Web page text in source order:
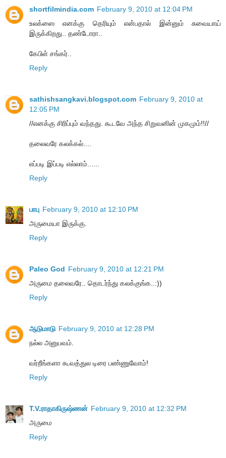
shortfilmindia.com February 9, 2010 at 12:04 PM
உலக்ஸை எனக்கு தெரியும் என்பதால் இன்னும் சுவையாய்
இருக்கிறது.. தண்டோரா..
கேபிள் சங்கர்..
Reply
sathishsangkavi.blogspot.com February 9, 2010 at
12:05 PM
//எனக்கு சிரிப்பும் வந்தது. கூடவே அந்த சிறுவனின் முகமும்!!//
தலைவரே கலக்கல்....
எப்படி இப்படி எல்லாம்......
Reply
பாபு February 9, 2010 at 12:10 PM
அருமையா இருக்கு.
Reply
Paleo God February 9, 2010 at 12:21 PM
அருமை தலைவரே.. தொடர்ந்து கலக்குங்க..:))
Reply
ஆடுமாடு February 9, 2010 at 12:28 PM
நல்ல அனுபவம்.
வர்றீங்களா கூவத்துல டிரை பண்ணுவோம்!
Reply
T.V.ராதாகிருஷ்ணன் February 9, 2010 at 12:32 PM
அருமை
Reply